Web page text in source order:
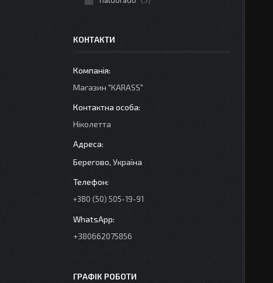
КОНТАКТИ
Магазин "KARASS"
Ніколетта
Берегово, Україна
+380 (50) 505-19-91
+380662075856
ГРАФІК РОБОТИ